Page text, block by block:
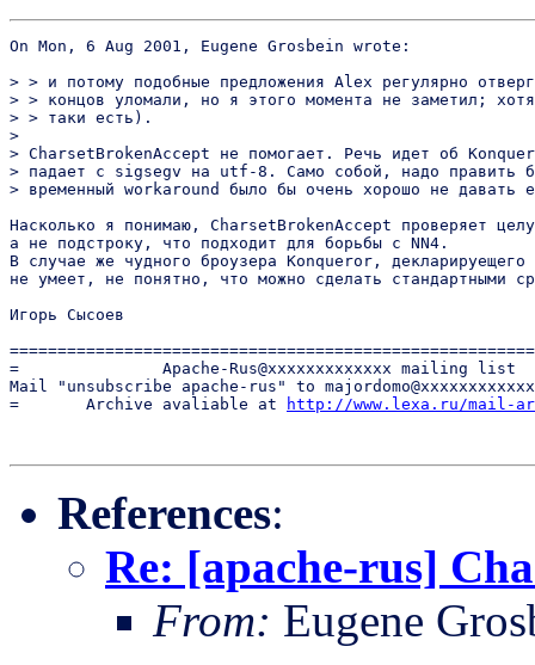
On Mon, 6 Aug 2001, Eugene Grosbein wrote:
> > и потому подобные предложения Alex регулярно
> > концов уломали, но я этого момента не заметил;
> > таки есть).
>
> CharsetBrokenAccept не помогает. Речь идет об
> падает с sigsegv на utf-8. Само собой, надо править
> временный workaround было бы очень хорошо не
Насколько я понимаю, CharsetBrokenAccept проверяет
а не подстроку, что подходит для борьбы с NN4.
В случае же чудного броузера Konqueror,
не умеет, не понятно, что можно сделать стандартными
Игорь Сысоев
=               Apache-Rus@xxxxxxxxxxxxx
Mail "unsubscribe apache-rus" to
=       Archive avaliable at
http://www.lexa.ru/mail-
References:
Re: [apache-rus]
From: Eugene